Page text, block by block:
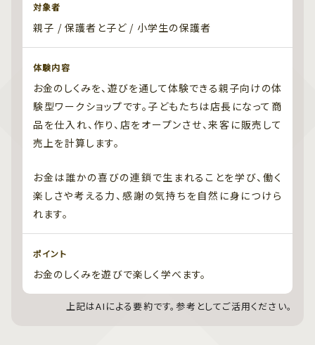
対象者
親子 / 保護者と子ど / 小学生の保護者
体験内容
お金のしくみを、遊びを通して体験できる親子向けの体
験型ワークショップです。子どもたちは店長になって商
品を仕入れ、作り、店をオープンさせ、来客に販売して
売上を計算します。
お金は誰かの喜びの連鎖で生まれることを学び、働く
楽しさや考える力、感謝の気持ちを自然に身につけら
れます。
ポイント
お金のしくみを遊びで楽しく学べます。
上記はAIによる要約です。参考としてご活用ください。